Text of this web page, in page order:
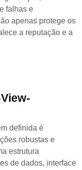
falhas e
apenas protege os
a reputação e a
definida é
robustas e
estrutura
de dados, interface